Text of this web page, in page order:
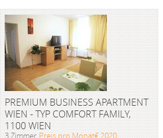
PREMIUM BUSINESS APARTMENT
WIEN - TYP COMFORT FAMILY,
1100 WIEN
3 Zimmer Preis pro Monat€ 2020